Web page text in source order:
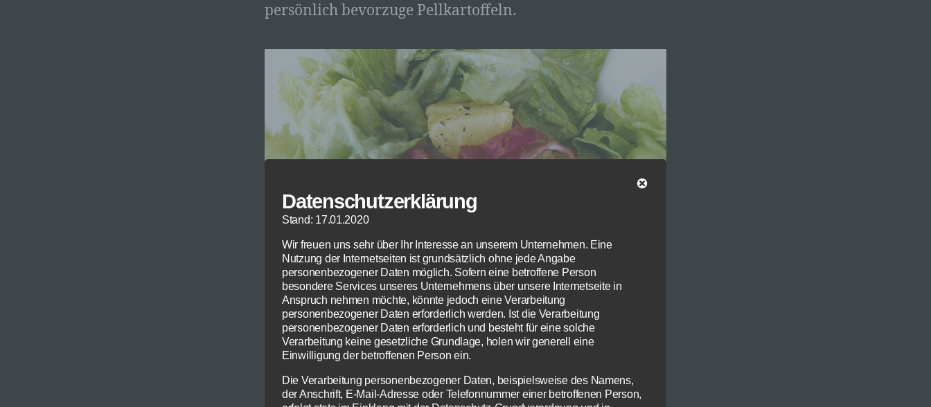
persönlich bevorzuge Pellkartoffeln.
Datenschutzerklärung
Stand: 17.01.2020
Wir freuen uns sehr über Ihr Interesse an unserem Unternehmen. Eine
Nutzung der Internetseiten ist grundsätzlich ohne jede Angabe
personenbezogener Daten möglich. Sofern eine betroffene Person
besondere Services unseres Unternehmens über unsere Internetseite in
Anspruch nehmen möchte, könnte jedoch eine Verarbeitung
personenbezogener Daten erforderlich werden. Ist die Verarbeitung
personenbezogener Daten erforderlich und besteht für eine solche
Verarbeitung keine gesetzliche Grundlage, holen wir generell eine
Einwilligung der betroffenen Person ein.
Die Verarbeitung personenbezogener Daten, beispielsweise des Namens,
der Anschrift, E-Mail-Adresse oder Telefonnummer einer betroffenen Person,